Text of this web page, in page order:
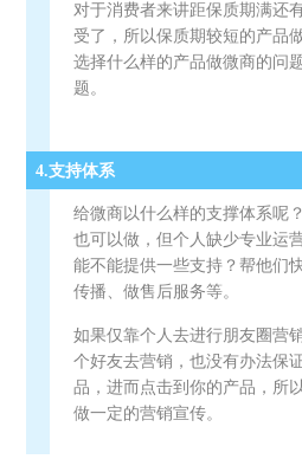
对于消费者来讲距保质期满还
受了，所以保质期较短的产品
选择什么样的产品做微商的问
题。
4.支持体系
给微商以什么样的支撑体系呢
也可以做，但个人缺少专业运
能不能提供一些支持？帮他们
传播、做售后服务等。
如果仅靠个人去进行朋友圈营
个好友去营销，也没有办法保
品，进而点击到你的产品，所
做一定的营销宣传。